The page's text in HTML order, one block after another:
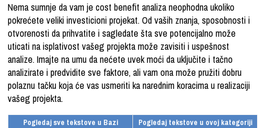
Nema sumnje da vam je cost benefit analiza neophodna ukoliko
pokrećete velikiinvesticioni projekat. Od vaših znanja, sposobnosti i
otvorenosti da prihvatite i sagledate šta sve potencijalno može
uticati na isplativost vašeg projekta može zavisiti i uspešnost
analize. Imajte na umu da nećete uvek moći da uključite i tačno
analizirate i predvidite sve faktore, ali vam ona može pružiti dobru
polaznu tačku koja će vas usmeriti ka narednim koracima u realizaciji
vašeg projekta.
Pogledaj sve tekstove u Bazi
Pogledaj tekstove u ovoj kategoriji